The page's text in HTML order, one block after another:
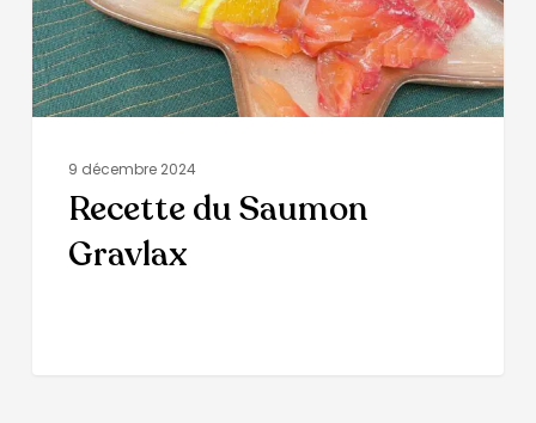
9 décembre 2024
Recette du Saumon
Gravlax